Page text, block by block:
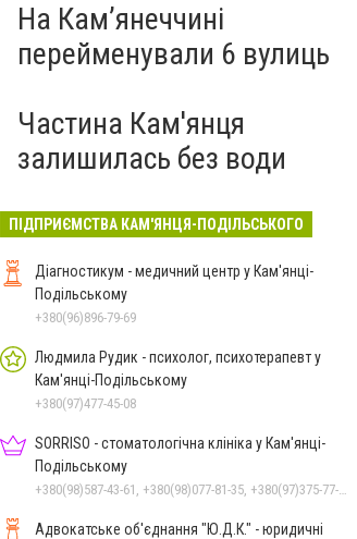
На Камʼянеччині
перейменували 6 вулиць
Частина Кам'янця
залишилась без води
ПІДПРИЄМСТВА КАМ'ЯНЦЯ-ПОДІЛЬСЬКОГО
Діагностикум - медичний центр у Кам'янці-
Подільському
+380(96)896-79-69
Людмила Рудик - психолог, психотерапевт у
Кам'янці-Подільському
+380(97)477-45-08
SORRISO - стоматологічна клініка у Кам'янці-
Подільському
+380(98)587-43-61, +380(98)077-81-35, +380(97)375-77-72, +380(97)982-31-07
Адвокатське об'єднання "Ю.Д.К." - юридичні